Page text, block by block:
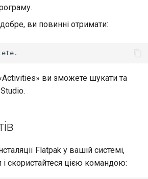
ви повинні отримати:
ви зможете шукати та
Flatpak у вашій системі,
і скористайтеся цією командою: